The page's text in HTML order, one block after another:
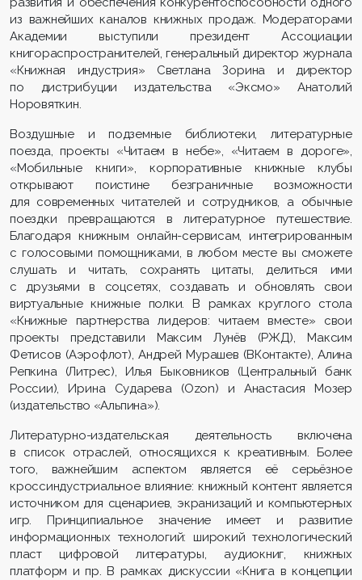
из важнейших каналов книжных продаж. Модераторами
Академии выступили президент Ассоциации
книгораспространителей, генеральный директор журнала
«Книжная индустрия» Светлана Зорина и директор
по дистрибуции издательства «Эксмо» Анатолий
Норовяткин.
Воздушные и подземные библиотеки, литературные
поезда, проекты «Читаем в небе», «Читаем в дороге»,
«Мобильные книги», корпоративные книжные клубы
открывают поистине безграничные возможности
для современных читателей и сотрудников, а обычные
поездки превращаются в литературное путешествие.
Благодаря книжным онлайн-сервисам, интегрированным
с голосовыми помощниками, в любом месте вы сможете
слушать и читать, сохранять цитаты, делиться ими
с друзьями в соцсетях, создавать и обновлять свои
виртуальные книжные полки. В рамках круглого стола
«Книжные партнерства лидеров: читаем вместе» свои
проекты представили Максим Лунёв (РЖД), Максим
Фетисов (Аэрофлот), Андрей Мурашев (ВКонтакте), Алина
Репкина (Литрес), Илья Быковников (Центральный банк
России), Ирина Сударева (Ozon) и Анастасия Мозер
(издательство «Альпина»).
Литературно-издательская деятельность включена
в список отраслей, относящихся к креативным. Более
того, важнейшим аспектом является её серьёзное
кроссиндустриальное влияние: книжный контент является
источником для сценариев, экранизаций и компьютерных
игр. Принципиальное значение имеет и развитие
информационных технологий: широкий технологический
пласт цифровой литературы, аудиокниг, книжных
платформ и пр. В рамках дискуссии «Книга в концепции